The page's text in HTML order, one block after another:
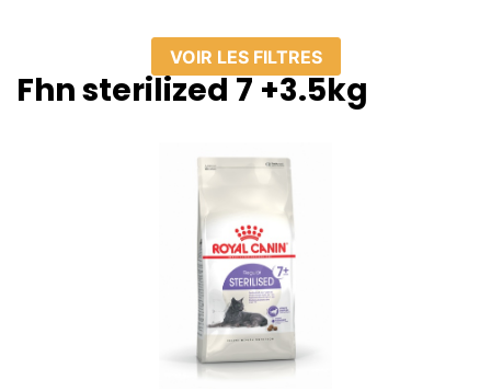
VOIR LES FILTRES
Fhn sterilized 7 +3.5kg